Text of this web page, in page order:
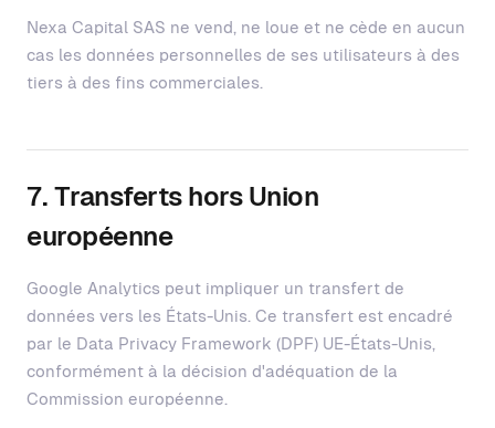
Nexa Capital SAS ne vend, ne loue et ne cède en aucun
cas les données personnelles de ses utilisateurs à des
tiers à des fins commerciales.
7. Transferts hors Union
européenne
Google Analytics peut impliquer un transfert de
données vers les États-Unis. Ce transfert est encadré
par le Data Privacy Framework (DPF) UE-États-Unis,
conformément à la décision d'adéquation de la
Commission européenne.